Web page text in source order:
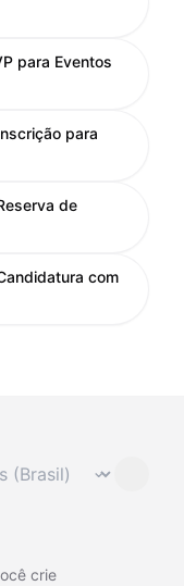
para Eventos
para
de
com
⌄
crie